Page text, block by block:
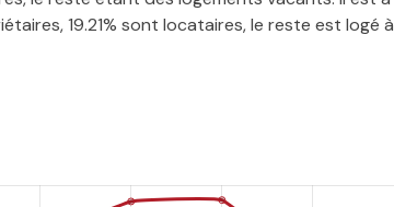
19.21% sont locataires, le reste est logé à